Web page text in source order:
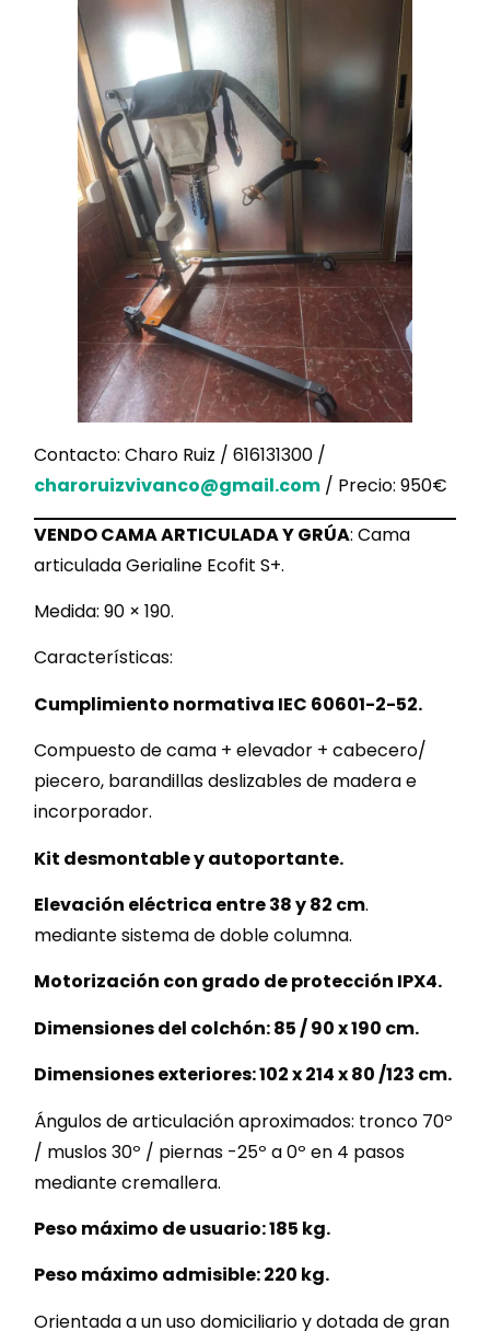
Contacto: Charo Ruiz / 616131300 /
charoruizvivanco@gmail.com / Precio: 950€
VENDO CAMA ARTICULADA Y GRÚA: Cama
articulada Gerialine Ecofit S+.
Medida: 90 × 190.
Características:
Cumplimiento normativa IEC 60601-2-52.
Compuesto de cama + elevador + cabecero/
piecero, barandillas deslizables de madera e
incorporador.
Kit desmontable y autoportante.
Elevación eléctrica entre 38 y 82 cm.
mediante sistema de doble columna.
Motorización con grado de protección IPX4.
Dimensiones del colchón: 85 / 90 x 190 cm.
Dimensiones exteriores: 102 x 214 x 80 /123 cm.
Ángulos de articulación aproximados: tronco 70º
/ muslos 30º / piernas -25º a 0º en 4 pasos
mediante cremallera.
Peso máximo de usuario: 185 kg.
Peso máximo admisible: 220 kg.
Orientada a un uso domiciliario y dotada de gran